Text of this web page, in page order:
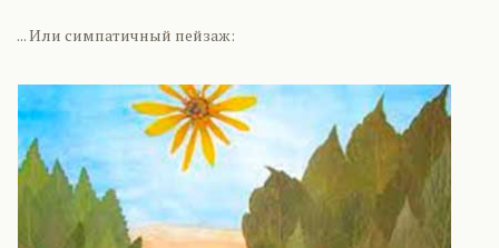
... Или симпатичный пейзаж: